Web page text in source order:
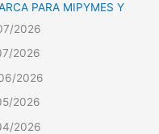
PARA MIPYMES Y
2026
2026
2026
2026
2026